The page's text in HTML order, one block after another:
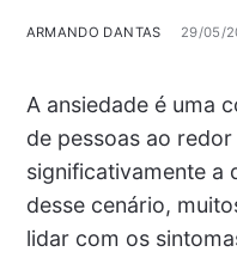
ARMANDO DANTAS 29/05/
A ansiedade é uma
de pessoas ao
significativamente a
desse cenário,
lidar com os